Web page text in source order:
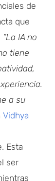
de
que
“La IA no
tiene
a su
Vidhya
Esta
ser